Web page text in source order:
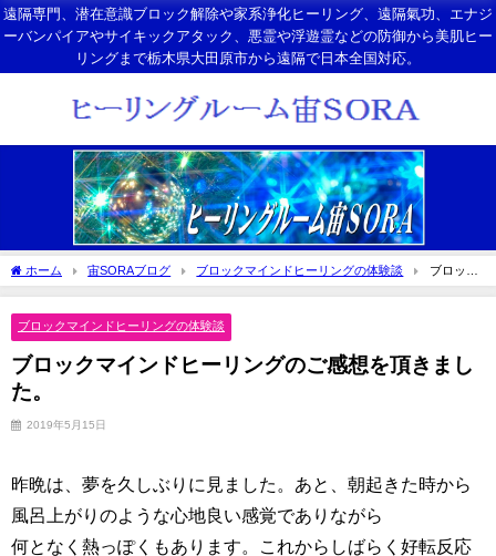
遠隔専門、潜在意識ブロック解除や家系浄化ヒーリング、遠隔氣功、エナジ
ーバンパイアやサイキックアタック、悪霊や浮遊霊などの防御から美肌ヒー
リングまで栃木県大田原市から遠隔で日本全国対応。
ホーム 宙SORAブログ ブロックマインドヒーリングの体験談
ブロック
マインドヒーリングのご感想を頂きました。
ブロックマインドヒーリングの体験談
ブロックマインドヒーリングのご感想を頂きまし
た。
2019年5月15日
昨晩は、夢を久しぶりに見ました。あと、朝起きた時から
風呂上がりのような心地良い感覚でありながら
何となく熱っぽくもあります。これからしばらく好転反応